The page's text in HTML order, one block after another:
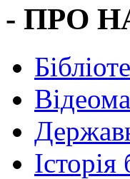
- ПРО
Історія